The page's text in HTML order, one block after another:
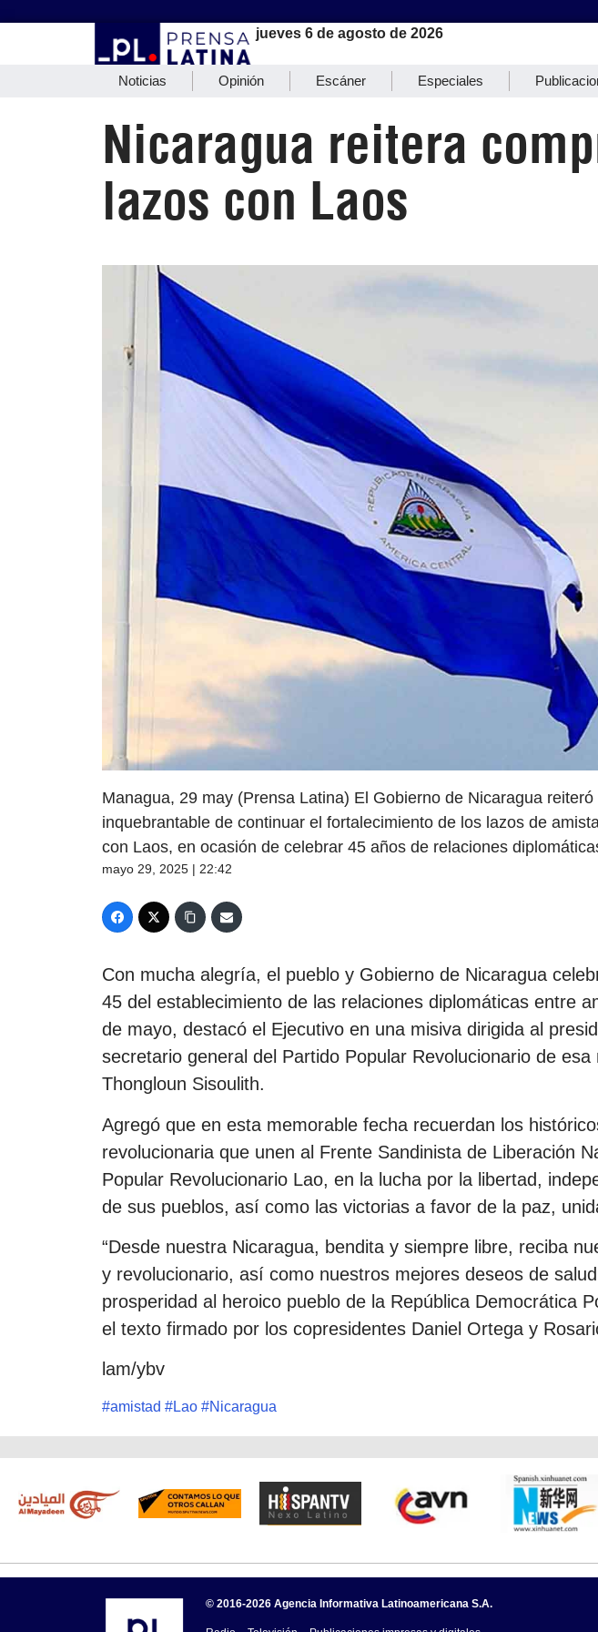
jueves 6 de agosto de 2026
Noticias Opinión Escáner Especiales
Nicaragua reitera
lazos con Laos
Managua, 29 may (Prensa Latina) El Gobierno de Nicaragua
inquebrantable de continuar el fortalecimiento de los lazos de
con Laos, en ocasión de celebrar 45 años de relaciones
mayo 29, 2025 | 22:42
Con mucha alegría, el pueblo y Gobierno de Nicaragua
45 del establecimiento de las relaciones diplomáticas entre
de mayo, destacó el Ejecutivo en una misiva dirigida al
secretario general del Partido Popular Revolucionario de esa
Thongloun Sisoulith.
Agregó que en esta memorable fecha recuerdan los
revolucionaria que unen al Frente Sandinista de Liberación
Popular Revolucionario Lao, en la lucha por la libertad,
de sus pueblos, así como las victorias a favor de la paz,
“Desde nuestra Nicaragua, bendita y siempre libre, reciba
y revolucionario, así como nuestros mejores deseos de
prosperidad al heroico pueblo de la República Democrática
el texto firmado por los copresidentes Daniel Ortega y
lam/ybv
#amistad #Lao #Nicaragua
© 2016-2026 Agencia Informativa Latinoamericana S.A.